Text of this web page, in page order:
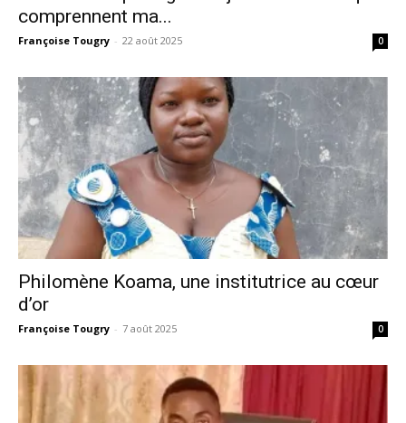
comprennent ma...
Françoise Tougry - 22 août 2025 0
Philomène Koama, une institutrice au cœur
d’or
Françoise Tougry - 7 août 2025 0